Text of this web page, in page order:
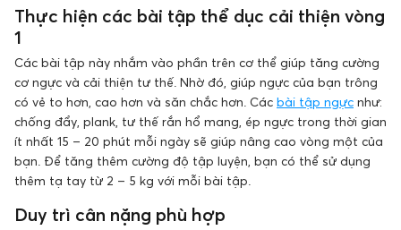
Thực hiện các bài tập thể dục cải thiện vòng
1
Các bài tập này nhắm vào phần trên cơ thể giúp tăng cường
cơ ngực và cải thiện tư thế. Nhờ đó, giúp ngực của bạn trông
có vẻ to hơn, cao hơn và săn chắc hơn. Các bài tập ngực như:
chống đẩy, plank, tư thế rắn hổ mang, ép ngực trong thời gian
ít nhất 15 – 20 phút mỗi ngày sẽ giúp nâng cao vòng một của
bạn. Để tăng thêm cường độ tập luyện, bạn có thể sử dụng
thêm tạ tay từ 2 – 5 kg với mỗi bài tập.
Duy trì cân nặng phù hợp